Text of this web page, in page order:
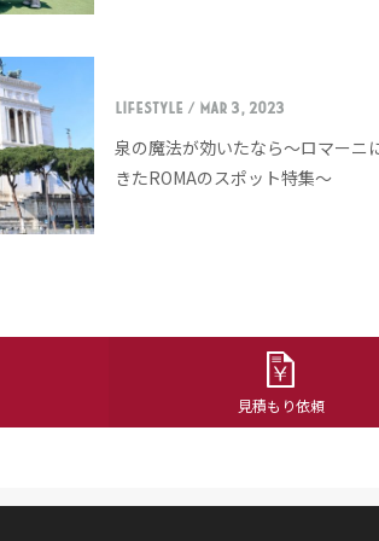
LIFESTYLE / Mar 3, 2023
泉の魔法が効いたなら〜ロマーニ
きたROMAのスポット特集〜
見積もり依頼